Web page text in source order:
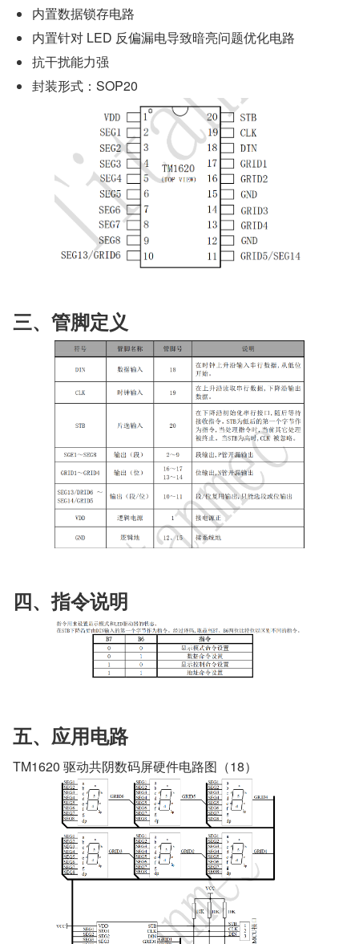
内置数据锁存电路
内置针对 LED 反偏漏电导致暗亮问题优化电路
抗干扰能力强
封装形式：SOP20
三、管脚定义
四、指令说明
五、应用电路
TM1620 驱动共阴数码屏硬件电路图（18）